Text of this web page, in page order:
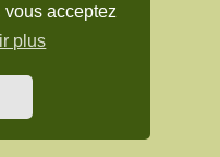
vous acceptez
plus